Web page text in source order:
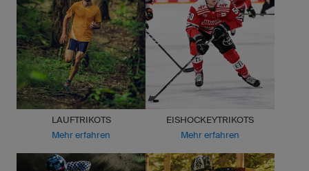
LAUFTRIKOTS
Mehr erfahren
EISHOCKEYTRIKOTS
Mehr erfahren